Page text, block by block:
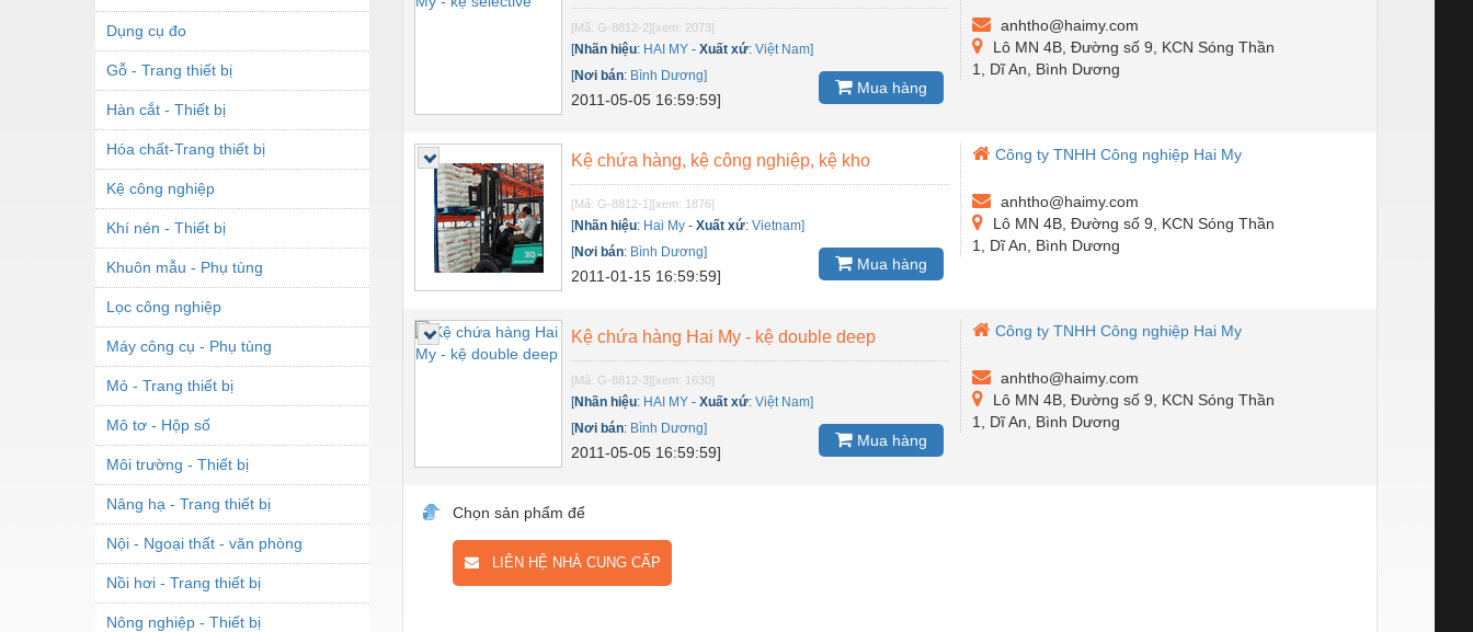
Dụng cụ đo
Gỗ - Trang thiết bị
Hàn cắt - Thiết bị
Hóa chất-Trang thiết bị
Kệ công nghiệp
Khí nén - Thiết bị
Khuôn mẫu - Phụ tùng
Lọc công nghiệp
Máy công cụ - Phụ tùng
Mỏ - Trang thiết bị
Mô tơ - Hộp số
Môi trường - Thiết bị
Nâng hạ - Trang thiết bị
Nội - Ngoại thất - văn phòng
Nồi hơi - Trang thiết bị
Nông nghiệp - Thiết bị
[Mã: G-8812-2][xem: 2073]
[Nhãn hiệu: HAI MY -Xuất xứ:Việt Nam]
[Nơi bán: Bình Dương]
2011-05-05 16:59:59]
Mua hàng
anhtho@haimy.com
Lô MN 4B, Đường số 9, KCN Sóng Thần
1, Dĩ An, Bình Dương
Kệ chứa hàng, kệ công nghiệp, kệ kho
[Mã: G-8812-1][xem: 1876]
[Nhãn hiệu: Hai My -Xuất xứ:Vietnam]
[Nơi bán: Bình Dương]
2011-01-15 16:59:59]
Mua hàng
Công ty TNHH Công nghiệp Hai My
anhtho@haimy.com
Lô MN 4B, Đường số 9, KCN Sóng Thần
1, Dĩ An, Bình Dương
Kệ chứa hàng Hai My - kệ double deep
[Mã: G-8812-3][xem: 1630]
[Nhãn hiệu: HAI MY -Xuất xứ:Việt Nam]
[Nơi bán: Bình Dương]
2011-05-05 16:59:59]
Mua hàng
Công ty TNHH Công nghiệp Hai My
anhtho@haimy.com
Lô MN 4B, Đường số 9, KCN Sóng Thần
1, Dĩ An, Bình Dương
Chọn sản phẩm để
LIÊN HỆ NHÀ CUNG CẤP